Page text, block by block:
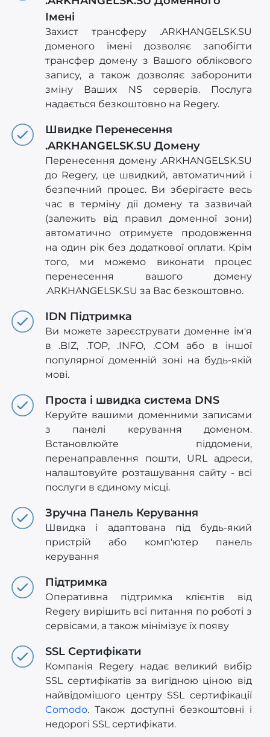
Імені
Захист трансферу .ARKHANGELSK.SU
доменого імені дозволяє запобігти
трансфер домену з Вашого облікового
запису, а також дозволяє заборонити
зміну Ваших NS серверів. Послуга
надається безкоштовно на Regery.
Швидке Перенесення
.ARKHANGELSK.SU Домену
Перенесення домену .ARKHANGELSK.SU
до Regery, це швидкий, автоматичний і
безпечний процес. Ви зберігаєте весь
час в терміну дії домену та зазвичай
(залежить від правил доменної зони)
автоматично отримуєте продовження
на один рік без додаткової оплати. Крім
того, ми можемо виконати процес
перенесення вашого домену
.ARKHANGELSK.SU за Вас безкоштовно.
IDN Підтримка
Ви можете зареєструвати доменне ім'я
в .BIZ, .TOP, .INFO, .COM або в іншої
популярної доменній зоні на будь-якій
мові.
Проста і швидка система DNS
Керуйте вашими доменними записами
з панелі керування доменом.
Встановлюйте піддомени,
перенаправлення пошти, URL адреси,
налаштовуйте розташування сайту - всі
послуги в єдиному місці.
Зручна Панель Керування
Швидка і адаптована під будь-який
пристрій або комп'ютер панель
керування
Підтримка
Оперативна підтримка клієнтів від
Regery вирішить всі питання по роботі з
сервісами, а також мінімізує їх появу
SSL Сертифікати
Компанія Regery надає великий вибір
SSL сертифікатів за вигідною ціною від
найвідомішого центру SSL сертифікації
Comodo. Також доступні безкоштовні і
недорогі SSL сертифікати.